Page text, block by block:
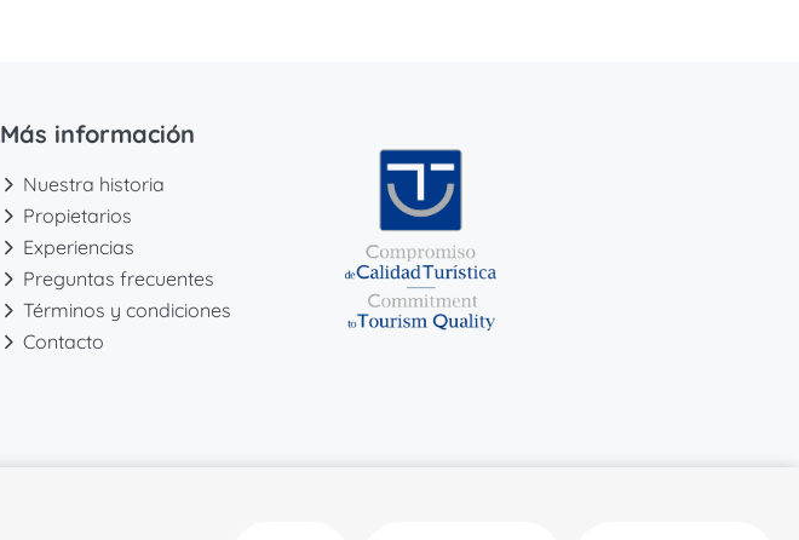
Más información
Nuestra historia
Propietarios
Experiencias
Preguntas frecuentes
Términos y condiciones
Contacto